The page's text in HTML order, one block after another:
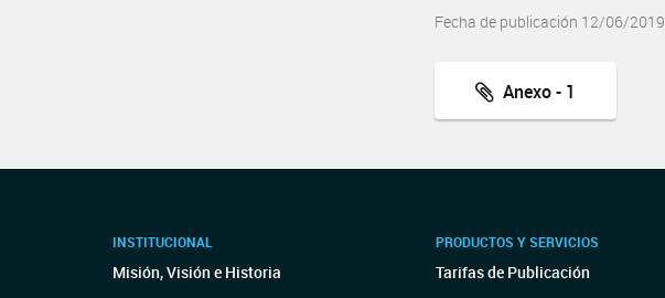
Fecha de publicación 12/06/2019
Anexo - 1
INSTITUCIONAL
Misión, Visión e Historia
PRODUCTOS Y SERVICIOS
Tarifas de Publicación